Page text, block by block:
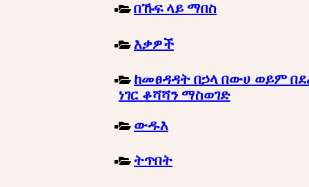
በኹፍ ላይ ማበስ
እቃዎች
ከመፀዳዳት በኃላ በውሀ ወይም
ነገር ቆሻሻን ማስወገድ
ውዱእ
ትጥበት